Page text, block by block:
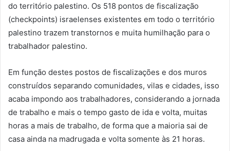
do território palestino. Os 518 pontos de fiscalização
(checkpoints) israelenses existentes em todo o território
palestino trazem transtornos e muita humilhação para o
trabalhador palestino.
Em função destes postos de fiscalizações e dos muros
construídos separando comunidades, vilas e cidades, isso
acaba impondo aos trabalhadores, considerando a jornada
de trabalho e mais o tempo gasto de ida e volta, muitas
horas a mais de trabalho, de forma que a maioria sai de
casa ainda na madrugada e volta somente às 21 horas.